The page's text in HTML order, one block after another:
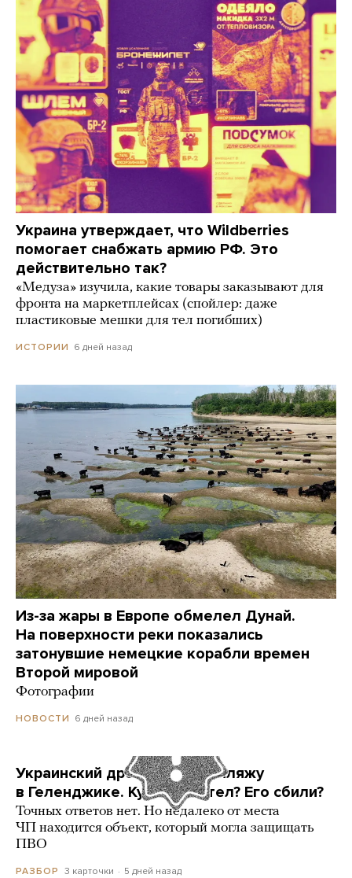
Украина утверждает, что Wildberries
помогает снабжать армию РФ. Это
действительно так?
«Медуза» изучила, какие товары заказывают для
фронта на маркетплейсах (спойлер: даже
пластиковые мешки для тел погибших)
ИСТОРИИ 6 дней назад
Из-за жары в Европе обмелел Дунай.
На поверхности реки показались
затонувшие немецкие корабли времен
Второй мировой
Фотографии
НОВОСТИ 6 дней назад
Украинский дрон попал по пляжу
в Геленджике. Куда он летел? Его сбили?
Точных ответов нет. Но недалеко от места
ЧП находится объект, который могла защищать
ПВО
РАЗБОР 3 карточки 5 дней назад